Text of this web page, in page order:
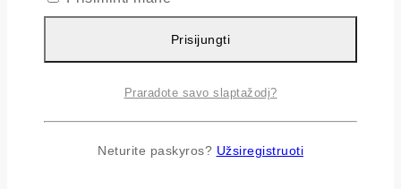
Airija
Prisijungti
Praradote savo slaptažodį?
Neturite paskyros? Užsiregistruoti